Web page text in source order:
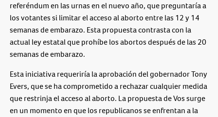
referéndum en las urnas en el nuevo año, que preguntaría a
los votantes si limitar el acceso al aborto entre las 12 y 14
semanas de embarazo. Esta propuesta contrasta con la
actual ley estatal que prohíbe los abortos después de las 20
semanas de embarazo.
Esta iniciativa requeriría la aprobación del gobernador Tony
Evers, que se ha comprometido a rechazar cualquier medida
que restrinja el acceso al aborto. La propuesta de Vos surge
en un momento en que los republicanos se enfrentan a la